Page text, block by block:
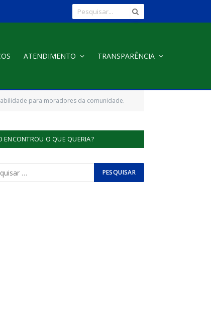
ATENDIMENTO TRANSPARÊNCIA
para moradores da comunidade.
ENCONTROU O QUE QUERIA?